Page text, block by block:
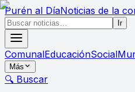
Purén al DíaNoticias de la
Ir
ComunalEducaciónSocial
Más
🔍 Buscar